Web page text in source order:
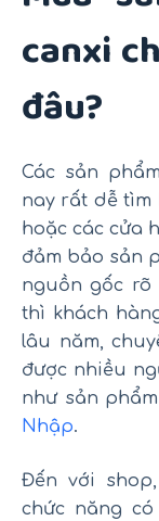
canxi
đâu?
Các sản
nay rất dễ tìm
hoặc các cửa
đảm bảo sản
nguồn gốc rõ
thì khách
lâu năm,
được nhiều
như sản
Nhập.
Đến với
chức năng